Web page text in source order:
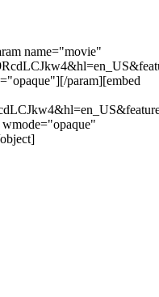
name="movie"
param][embed